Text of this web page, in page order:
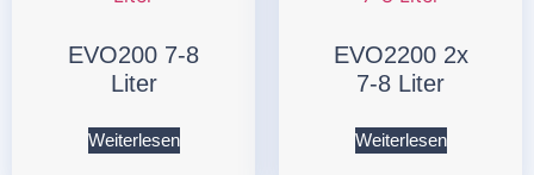
EVO200 7-8
Liter
Weiterlesen
EVO2200 2x
7-8 Liter
Weiterlesen